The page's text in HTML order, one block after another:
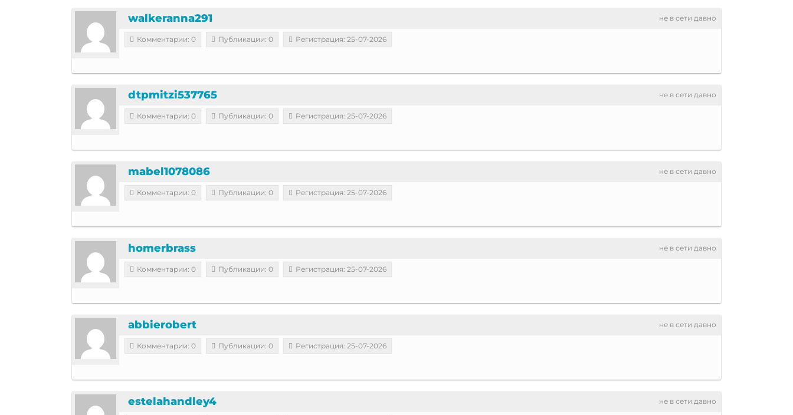
не в сети давно
walkeranna291
Комментарии: 0 Публикации: 0 Регистрация: 25-07-2026
не в сети давно
dtpmitzi537765
Комментарии: 0 Публикации: 0 Регистрация: 25-07-2026
не в сети давно
mabel1078086
Комментарии: 0 Публикации: 0 Регистрация: 25-07-2026
не в сети давно
homerbrass
Комментарии: 0 Публикации: 0 Регистрация: 25-07-2026
не в сети давно
abbierobert
Комментарии: 0 Публикации: 0 Регистрация: 25-07-2026
не в сети давно
estelahandley4